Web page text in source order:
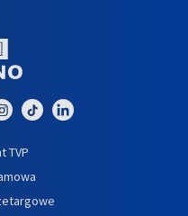
TVP